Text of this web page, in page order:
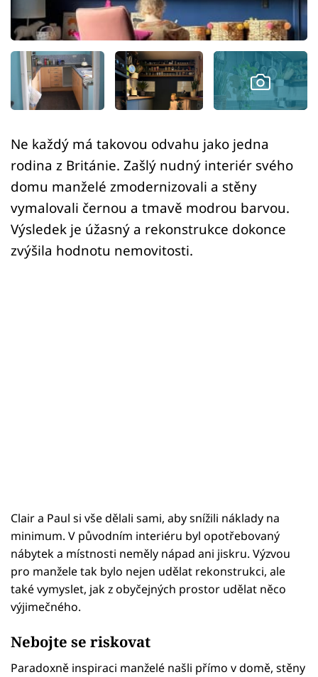
Sledujte nás
Ne každý má takovou odvahu jako jedna
rodina z Británie. Zašlý nudný interiér svého
domu manželé zmodernizovali a stěny
vymalovali černou a tmavě modrou barvou.
Výsledek je úžasný a rekonstrukce dokonce
zvýšila hodnotu nemovitosti.
Clair a Paul si vše dělali sami, aby snížili náklady na
minimum. V původním interiéru byl opotřebovaný
nábytek a místnosti neměly nápad ani jiskru. Výzvou
pro manžele tak bylo nejen udělat rekonstrukci, ale
také vymyslet, jak z obyčejných prostor udělat něco
výjimečného.
Nebojte se riskovat
Paradoxně inspiraci manželé našli přímo v domě, stěny